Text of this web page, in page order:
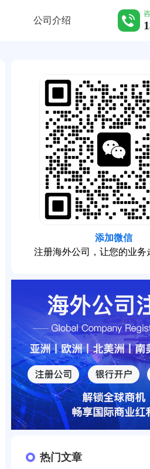
公司介绍
添加微信
注册海外公司，让您的业务
热门文章